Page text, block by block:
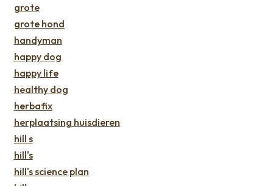
grote
grote hond
handyman
happy dog
happy life
healthy dog
herbafix
herplaatsing huisdieren
hill s
hill's
hill's science plan